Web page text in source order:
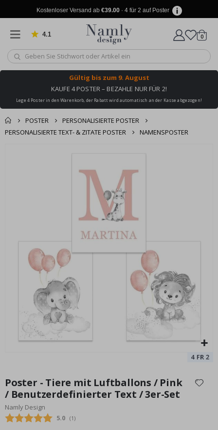
Kostenloser Versand ab €39.00· 4 für 2 auf Poster
4.1 von 1030 Bewertungen
Wagen
0
Gültig bis zum 9. August
KAUFE 4 POSTER – BEZAHLE NUR FÜR 2!
Lege 4 Poster in den Warenkorb, der Rabatt wird automatisch an der Kasse abgezogen!
POSTER
PERSONALISIERTE POSTER
PERSONALISIERTE TEXT- & ZITATE POSTER
NAMENSPOSTER
hinzugefügt ✔️
Kostenloser Versand
Personalisierte Poster – Karikatur / Cartoon-Stil – KI-Poster
der
Bildgalerie
springen
Poster - Tiere mit Luftballons / Pink
/ Benutzerdefinierter Text / 3er-Set
Namly Design
Durchschnittliche Bewertung:
5.0 (abgegebene bewertungen:
1 )